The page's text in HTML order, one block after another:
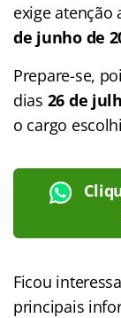
exige atenção
de junho de
Prepare-se,
dias 26 de
o cargo
Ficou
principais